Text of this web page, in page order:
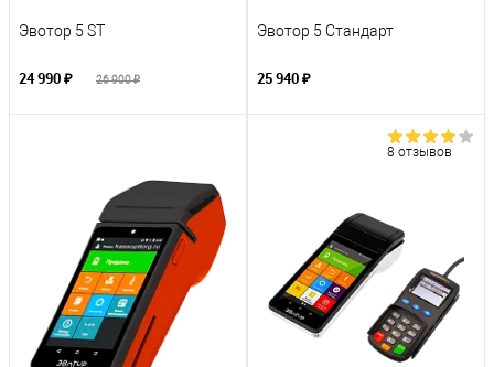
Эвотор 5 ST
24 990 ₽ 26 900 ₽
Эвотор 5 Стандарт
25 940 ₽
8 отзывов